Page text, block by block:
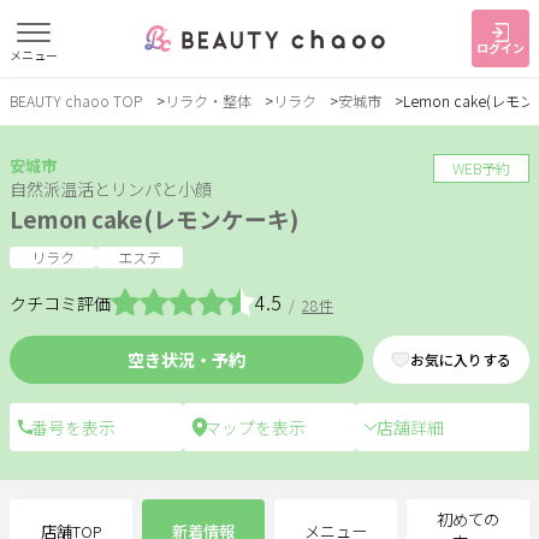
メニュー ログイン
すでに会員の方 はじめてご利用の方
ジャンルで探す
ヘア・メイク ネイル・まつげ エステ
スクール・
トレーニング
BEAUTY chaoo TOP リラク・整体 リラク 安城市 Lemon cake(レモン
安城市
自然派温活とリンパと小顔
Lemon cake(レモンケーキ)
リラク エステ
空き状況・予約 お気に入りする
クチコミ評価 4.5 / 28件
店舗詳細
WEB予約
店舗TOP 新着情報 メニュー
初めての